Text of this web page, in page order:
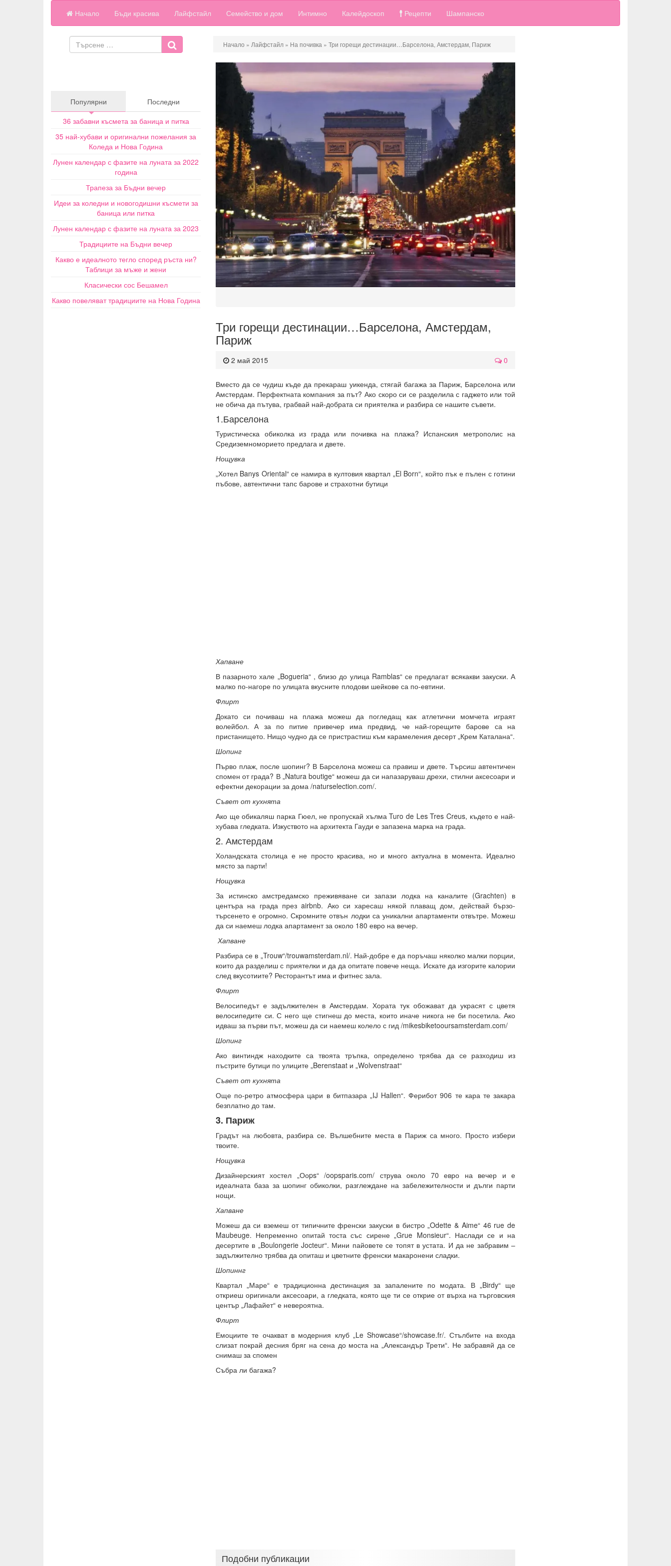
Начало Бъди красива Лайфстайл Семейство и дом Интимно Калейдоскоп Рецепти Шампанско
Начало » Лайфстайл » На почивка » Три горещи дестинации…Барселона, Амстердам, Париж
Три горещи дестинации…Барселона, Амстердам,
Париж
2 май 2015 0
Вместо да се чудиш къде да прекараш уикенда, стягай багажа за Париж, Барселона или
Амстердам. Перфектната компания за път? Ако скоро си се разделила с гаджето или той
не обича да пътува, грабвай най-добрата си приятелка и разбира се нашите съвети.
1.Барселона
Туристическа обиколка из града или почивка на плажа? Испанския метрополис на
Средиземноморието предлага и двете.
Нощувка
„Хотел Banys Oriental“ се намира в култовия квартал „El Born“, който пък е пълен с готини
пъбове, автентични тапс барове и страхотни бутици
Хапване
В пазарното хале „Bogueria“ , близо до улица Ramblas“ се предлагат всякакви закуски. А
малко по-нагоре по улицата вкусните плодови шейкове са по-евтини.
Флирт
Докато си почиваш на плажа можеш да погледащ как атлетични момчета играят
волейбол. А за по питие привечер има предвид, че най-горещите барове са на
пристанището. Нищо чудно да се пристрастиш към карамеления десерт „Крем Каталана“.
Шопинг
Първо плаж, после шопинг? В Барселона можеш са правиш и двете. Търсиш автентичен
спомен от града? В „Natura boutige“ можеш да си напазаруваш дрехи, стилни аксесоари и
ефектни декорации за дома /naturselection.com/.
Съвет от кухнята
Ако ще обикаляш парка Гюел, не пропускай хълма Turo de Les Tres Creus, където е най-
хубава гледката. Изкуството на архитекта Гауди е запазена марка на града.
2. Амстердам
Холандската столица е не просто красива, но и много актуална в момента. Идеално
място за парти!
Нощувка
За истинско амстредамско преживяване си запази лодка на каналите (Grachten) в
центъра на града през airbnb. Ако си харесаш някой плаващ дом, действай бързо-
търсенето е огромно. Скромните отвън лодки са уникални апартаменти отвътре. Можеш
да си наемеш лодка апартамент за около 180 евро на вечер.
Хапване
Разбира се в „Trouw“/trouwamsterdam.nl/. Най-добре е да поръчаш няколко малки порции,
които да разделиш с приятелки и да да опитате повече неща. Искате да изгорите калории
след вкусотиите? Ресторантът има и фитнес зала.
Флирт
Велосипедът е задължителен в Амстердам. Хората тук обожават да украсят с цветя
велосипедите си. С него ще стигнеш до места, които иначе никога не би посетила. Ако
идваш за първи път, можеш да си наемеш колело с гид /mikesbiketooursamsterdam.com/
Шопинг
Ако винтиндж находките са твоята тръпка, определено трябва да се разходиш из
пъстрите бутици по улиците „Berenstaat и „Wolvenstraat“
Съвет от кухнята
Още по-ретро атмосфера цари в битпазара „IJ Hallen“. Ферибот 906 те кара те закара
безплатно до там.
3. Париж
Градът на любовта, разбира се. Вълшебните места в Париж са много. Просто избери
твоите.
Нощувка
Дизайнерският хостел „Ооps“ /oopsparis.com/ струва около 70 евро на вечер и е
идеалната база за шопинг обиколки, разглеждане на забележителности и дълги парти
нощи.
Хапване
Можеш да си вземеш от типичните френски закуски в бистро „Odette & Aime“ 46 rue de
Maubeuge. Непременно опитай тоста със сирене „Grue Monsieur“. Наслади се и на
десертите в „Boulongerie Jocteur“. Мини пайовете се топят в устата. И да не забравим –
задължително трябва да опиташ и цветните френски макаронени сладки.
Шопиннг
Квартал „Маре“ е традиционна дестинация за запалените по модата. В „Birdy“ ще
откриеш оригинали аксесоари, а гледката, която ще ти се открие от върха на търговския
център „Лафайет“ е невероятна.
Флирт
Емоциите те очакват в модерния клуб „Le Showcase“/showcase.fr/. Стълбите на входа
слизат покрай десния бряг на сена до моста на „Александър Трети“. Не забравяй да се
снимаш за спомен
Събра ли багажа?
Подобни публикации
Популярни
Последни
36 забавни късмета за баница и питка
35 най-хубави и оригинални пожелания за
Коледа и Нова Година
Лунен календар с фазите на луната за 2022
година
Трапеза за Бъдни вечер
Идеи за коледни и новогодишни късмети за
баница или питка
Лунен календар с фазите на луната за 2023
Традициите на Бъдни вечер
Какво е идеалното тегло според ръста ни?
Таблици за мъже и жени
Класически сос Бешамел
Какво повеляват традициите на Нова Година